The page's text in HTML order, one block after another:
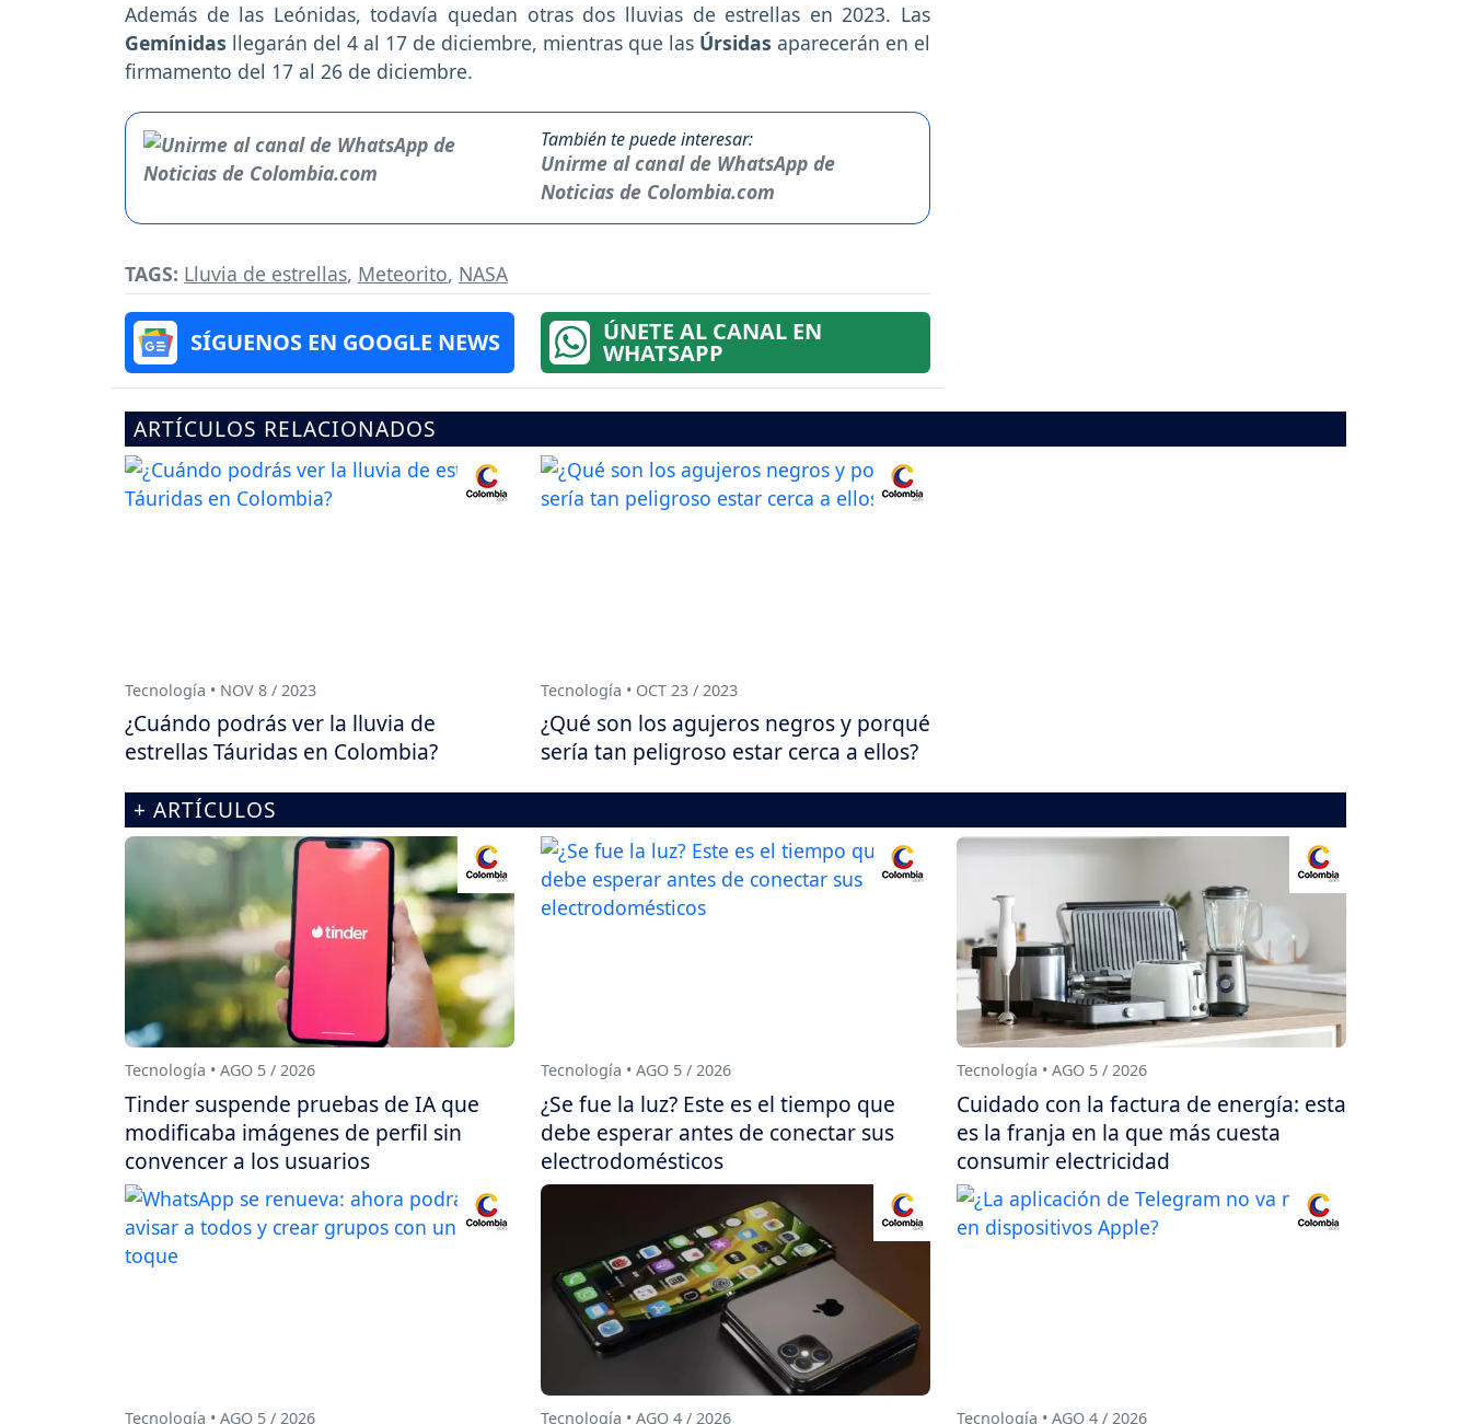
Además de las Leónidas, todavía quedan otras dos lluvias de estrellas en 2023. Las
Gemínidas llegarán del 4 al 17 de diciembre, mientras que las Úrsidas aparecerán en el
firmamento del 17 al 26 de diciembre.
También te puede interesar:
Unirme al canal de WhatsApp de
Noticias de Colombia.com
TAGS: Lluvia de estrellas, Meteorito, NASA
SÍGUENOS EN GOOGLE NEWS ÚNETE AL CANAL EN
WHATSAPP
ARTÍCULOS RELACIONADOS
Tecnología • NOV 8 / 2023
¿Cuándo podrás ver la lluvia de
estrellas Táuridas en Colombia?
Tecnología • OCT 23 / 2023
¿Qué son los agujeros negros y porqué
sería tan peligroso estar cerca a ellos?
+ ARTÍCULOS
Tecnología • AGO 5 / 2026
Tinder suspende pruebas de IA que
modificaba imágenes de perfil sin
convencer a los usuarios
Tecnología • AGO 5 / 2026
¿Se fue la luz? Este es el tiempo que
debe esperar antes de conectar sus
electrodomésticos
Tecnología • AGO 5 / 2026
Cuidado con la factura de energía: esta
es la franja en la que más cuesta
consumir electricidad
Tecnología • AGO 5 / 2026 Tecnología • AGO 4 / 2026 Tecnología • AGO 4 / 2026